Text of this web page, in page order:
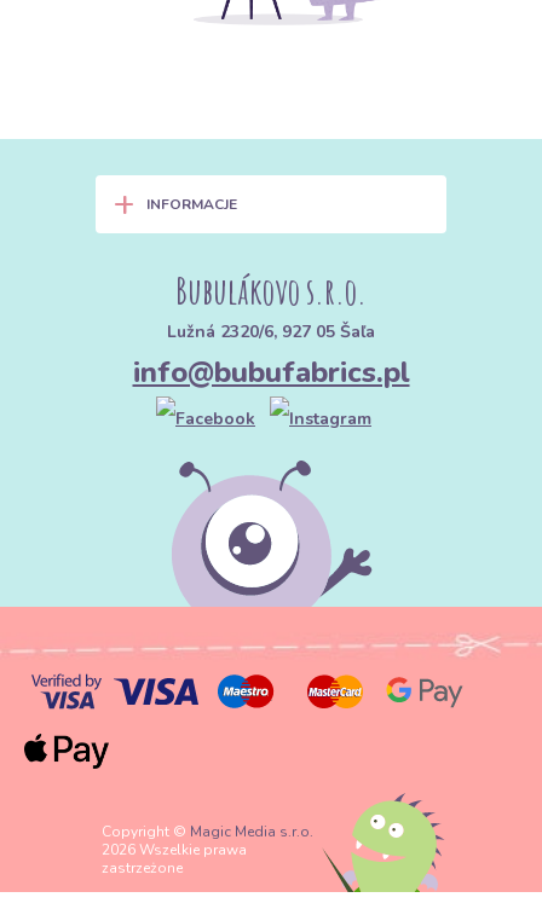
+ INFORMACJE
Bubulákovo s.r.o.
Lužná 2320/6, 927 05 Šaľa
info@bubufabrics.pl
Copyright © Magic Media s.r.o.
2026 Wszelkie prawa
zastrzeżone